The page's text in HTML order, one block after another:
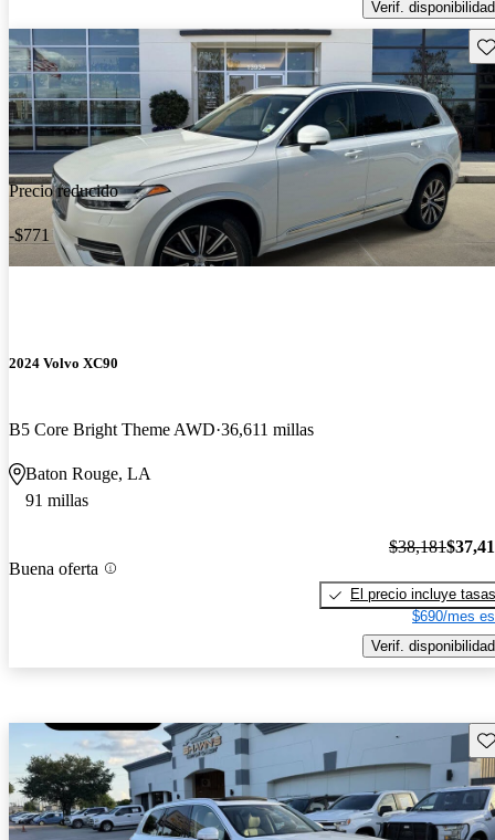
Verif. disponibilidad
Precio reducido
-$771
2024 Volvo XC90
B5 Core Bright Theme AWD 36,611 millas
Baton Rouge, LA
91 millas
Buena oferta
$38,181
El precio incluye tasas
$690/mes
Verif. disponibilidad